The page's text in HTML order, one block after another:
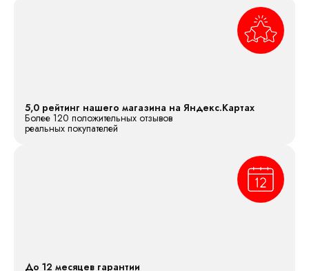
5,0 рейтинг нашего магазина на Яндекс.Картах
Более 120 положительных отзывов
реальных покупателей
До 12 месяцев гарантии